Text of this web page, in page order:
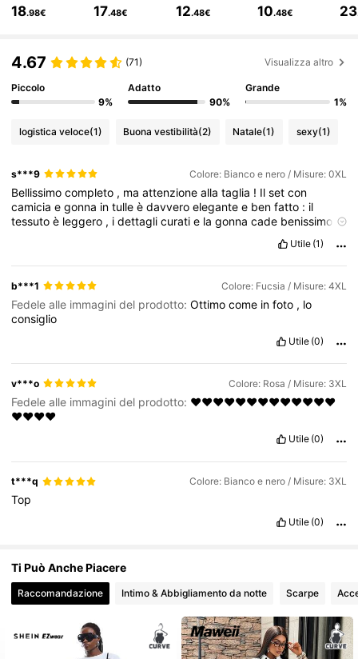
350K Follower
4.79 350K Follower
4.79 350K Follower
18.98€ 17.48€ 12.48€ 10.48€ 23
4.67 (71) Visualizza altro
Piccolo
9%
Adatto
90%
Grande
1%
logistica veloce(1) Buona vestibilità(2) Natale(1) sexy(1)
s***9 Colore: Bianco e nero / Misure: 0XL
Bellissimocompleto , maattenzioneallataglia ! Ilsetcon
camiciaegonna intulleèdavveroelegantee benfatto : il
tessutoè leggero , idettaglicuratie lagonnacade benissimo .
completoche
valorizzamoltoefalasuafigura.Consigliodicontrollarebene
guida alle taglie
Qualità del prodotto:
comodo
Fedele alle
immagini del prodotto:assolutamentesi
Descrizione
dell'odore:
Utile (1)
b***1 Colore: Fucsia / Misure: 4XL
Fedele alle immagini del prodotto:Ottimocome infoto , lo
consiglio
Utile (0)
v***o Colore: Rosa / Misure: 3XL
Fedele alle immagini del prodotto: ❤️❤️❤️❤️❤️❤️❤️❤️❤️❤️❤️❤️❤️
❤️❤️❤️❤️
Utile (0)
t***q Colore: Bianco e nero / Misure: 3XL
Top
Utile (0)
Ti Può Anche Piacere
Raccomandazione Intimo & Abbigliamento da notte Scarpe